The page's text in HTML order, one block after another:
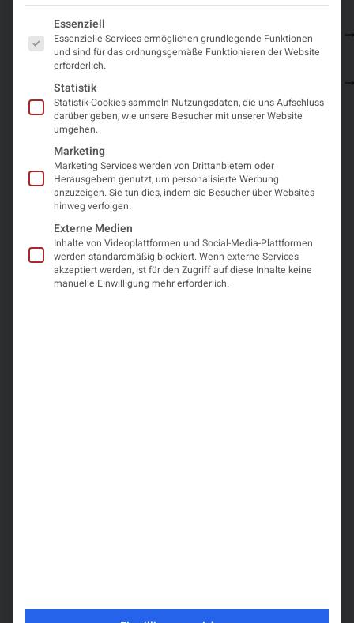
und Ort
14.
Oktober
2027
–
16.
Oktober
2027
Hotel
Heffterhof
Cebotari-
Straße
Salzburg
einen
Platzhalterinhalt
Um auf den
eigentlichen
Inhalt
die Schaltfläche
unten. Bitte
beachten Sie,
weitergegeben
werden.
Mehr
Information
Neurologische Intensivmedizin I & II, Neuro-
Es folgt eine Liste der Service-Gruppen, für die eine
Essenziell
Essenzielle Services ermöglichen grundlegende Funktionen
und sind für das ordnungsgemäße Funktionieren der Website
erforderlich.
Statistik
Statistik-Cookies sammeln Nutzungsdaten, die uns Aufschluss
darüber geben, wie unsere Besucher mit unserer Website
umgehen.
Marketing
Marketing Services werden von Drittanbietern oder
Herausgebern genutzt, um personalisierte Werbung
anzuzeigen. Sie tun dies, indem sie Besucher über Websites
hinweg verfolgen.
Externe Medien
Inhalte von Videoplattformen und Social-Media-Plattformen
werden standardmäßig blockiert. Wenn externe Services
akzeptiert werden, ist für den Zugriff auf diese Inhalte keine
manuelle Einwilligung mehr erforderlich.